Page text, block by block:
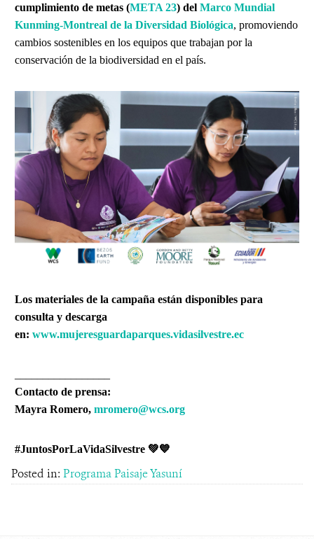
cumplimiento de metas (META 23) del Marco Mundial
Kunming-Montreal de la Diversidad Biológica, promoviendo
cambios sostenibles en los equipos que trabajan por la
conservación de la biodiversidad en el país.
Los materiales de la campaña están disponibles para
consulta y descarga
en: www.mujeresguardaparques.vidasilvestre.ec
Contacto de prensa:
Mayra Romero, mromero@wcs.org
#JuntosPorLaVidaSilvestre 💚💙
Posted in: Programa Paisaje Yasuní